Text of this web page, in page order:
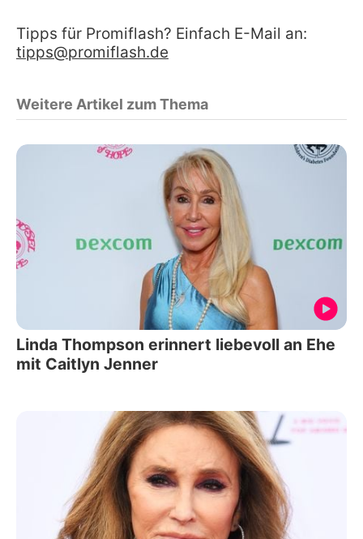
Tipps für Promiflash? Einfach E-Mail an:
tipps@promiflash.de
Weitere Artikel zum Thema
Linda Thompson erinnert liebevoll an Ehe
mit Caitlyn Jenner